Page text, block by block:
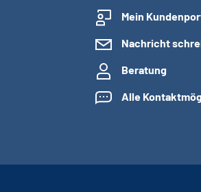
Mein
Nachricht
Beratung
Alle